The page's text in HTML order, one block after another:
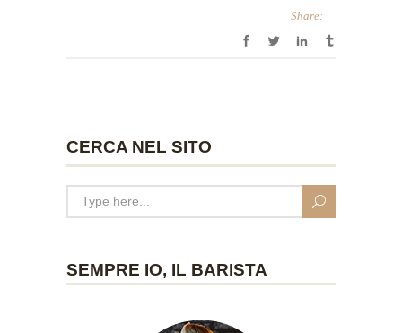
Share:
CERCA NEL SITO
SEMPRE IO, IL BARISTA